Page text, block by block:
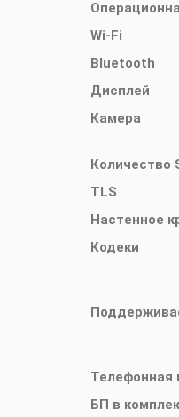
Wi-Fi
Bluetooth
Дисплей
Камера
Количество
TLS
Настенное
Кодеки
Телефонная
БП в